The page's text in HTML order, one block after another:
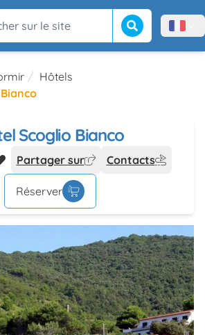
sur le site Lancer la Menù
Hôtels
Scoglio Bianco
Partager sur Contacts
Réserver